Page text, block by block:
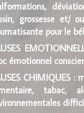
grossesse et/
pour le
émotionnel
CHIMIQUES :
tabac,